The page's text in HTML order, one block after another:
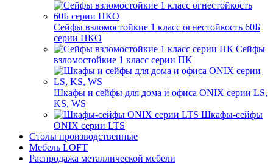
Сейфы взломостойкие 1 класс огнестойкость 60Б
серии ПКО
Сейфы
взломостойкие 1 класс серии ПК
Шкафы и сейфы для дома и офиса ONIX серии LS,
KS, WS
Шкафы-сейфы
ONIX серии LTS
Столы производственные
Мебель LOFT
Распродажа металлической мебели